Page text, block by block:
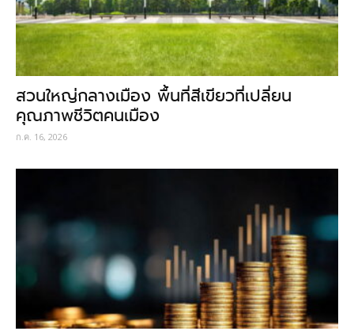
สวนใหญ่กลางเมือง พื้นที่สีเขียวที่เปลี่ยน
คุณภาพชีวิตคนเมือง
ก.ค. 16, 2026